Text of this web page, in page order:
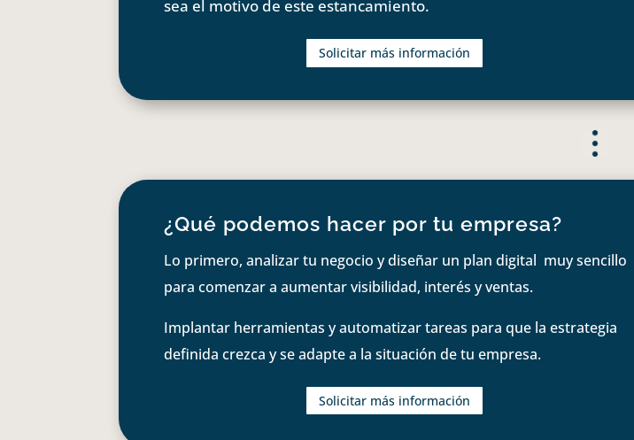
sea el motivo de este estancamiento.
Solicitar más información
¿Qué podemos hacer por tu empresa?
Lo primero, analizar tu negocio y diseñar un plan digital muy sencillo
para comenzar a aumentar visibilidad, interés y ventas.
Implantar herramientas y automatizar tareas para que la estrategia
definida crezca y se adapte a la situación de tu empresa.
Solicitar más información